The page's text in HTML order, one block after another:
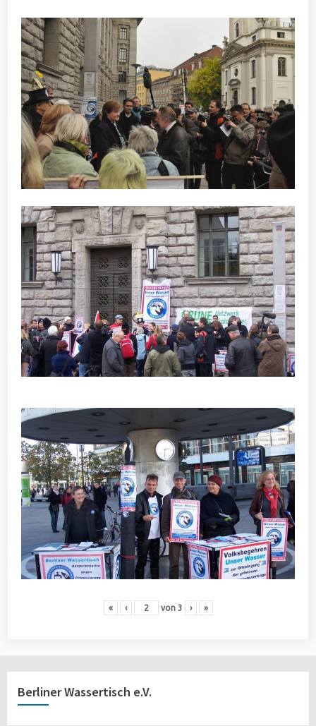
« ‹ von 3 › »
Berliner Wassertisch e.V.